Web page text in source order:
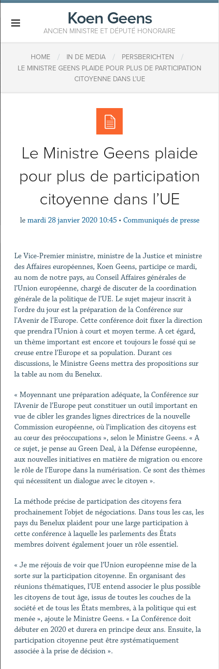
Koen Geens
ANCIEN MINISTRE ET DÉPUTÉ HONORAIRE
HOME / IN DE MEDIA / PERSBERICHTEN /
LE MINISTRE GEENS PLAIDE POUR PLUS DE PARTICIPATION
CITOYENNE DANS L’UE
Le Ministre Geens plaide
pour plus de participation
citoyenne dans l’UE
le mardi 28 janvier 2020 10:45 • Communiqués de presse
Le Vice-Premier ministre, ministre de la Justice et ministre
des Affaires européennes, Koen Geens, participe ce mardi,
au nom de notre pays, au Conseil Affaires générales de
l’Union européenne, chargé de discuter de la coordination
générale de la politique de l’UE. Le sujet majeur inscrit à
l'ordre du jour est la préparation de la Conférence sur
l'Avenir de l'Europe. Cette conférence doit fixer la direction
que prendra l’Union à court et moyen terme. A cet égard,
un thème important est encore et toujours le fossé qui se
creuse entre l’Europe et sa population. Durant ces
discussions, le Ministre Geens mettra des propositions sur
la table au nom du Benelux.
« Moyennant une préparation adéquate, la Conférence sur
l’Avenir de l’Europe peut constituer un outil important en
vue de cibler les grandes lignes directrices de la nouvelle
Commission européenne, où l’implication des citoyens est
au cœur des préoccupations », selon le Ministre Geens. « A
ce sujet, je pense au Green Deal, à la Défense européenne,
aux nouvelles initiatives en matière de migration ou encore
le rôle de l’Europe dans la numérisation. Ce sont des thèmes
qui nécessitent un dialogue avec le citoyen ».
La méthode précise de participation des citoyens fera
prochainement l’objet de négociations. Dans tous les cas, les
pays du Benelux plaident pour une large participation à
cette conférence à laquelle les parlements des États
membres doivent également jouer un rôle essentiel.
« Je me réjouis de voir que l’Union européenne mise de la
sorte sur la participation citoyenne. En organisant des
réunions thématiques, l’UE entend associer le plus possible
les citoyens de tout âge, issus de toutes les couches de la
société et de tous les États membres, à la politique qui est
menée », ajoute le Ministre Geens. « La Conférence doit
débuter en 2020 et durera en principe deux ans. Ensuite, la
participation citoyenne peut être systématiquement
associée à la prise de décision ».